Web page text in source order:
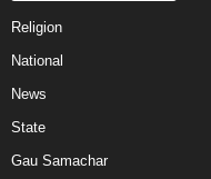
Religion
National
News
State
Gau Samachar